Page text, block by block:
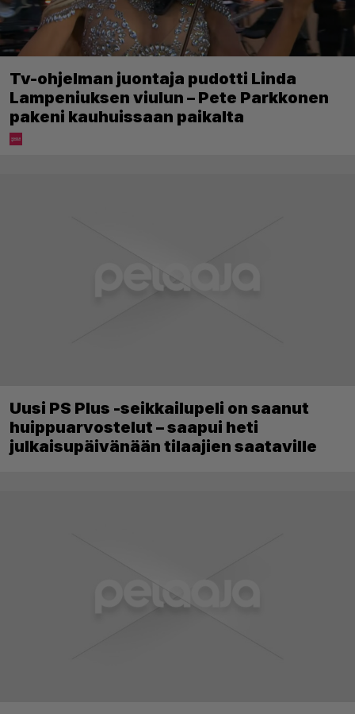
Tv-ohjelman juontaja pudotti Linda
Lampeniuksen viulun – Pete Parkkonen
pakeni kauhuissaan paikalta
Uusi PS Plus -seikkailupeli on saanut
huippuarvostelut – saapui heti
julkaisupäivänään tilaajien saataville